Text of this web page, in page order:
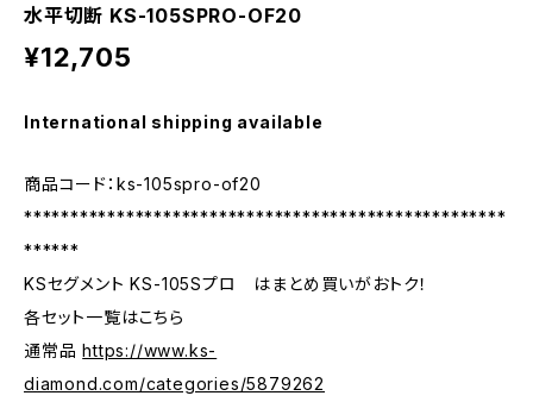
水平切断 KS-105SPRO-OF20
¥12,705
International shipping available
商品コード：ks-105spro-of20
****************************************************
******
KSセグメント KS-105Sプロ はまとめ買いがおトク！
各セット一覧はこちら
通常品https://www.ks-
diamond.com/categories/5879262